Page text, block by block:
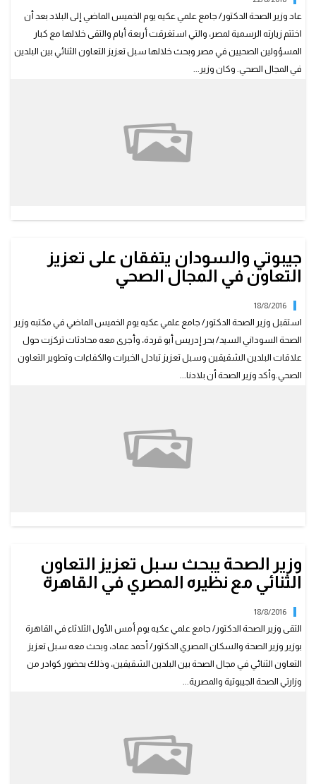
عاد وزير الصحة الدكتور/ جامع علمي عكيه يوم الخميس الماضي إلى البلاد بعد أن
اختتم زيارته الرسمية لمصر، والتي استغرقت أربعة أيام والتقى خلالها مع كبار
المسؤولين الصحيين في مصر وبحث خلالها سبل تعزيز التعاون الثنائي بين البلدين
في المجال الصحي. وكان وزير...
جيبوتي والسودان يتفقان على تعزيز
التعاون في المجال الصحي
18/8/2016
استقبل وزير الصحة الدكتور/ جامع علمي عكيه يوم الخميس الماضي في مكتبه وزير
الصحة السوداني السيد/ بحر إدريس أبو قردة، وأجرى معه محادثات تركزت حول
علاقات البلدين الشقيقين وسبل تعزيز تبادل الخبرات والكفاءات وتطوير التعاون
الصحي.وأكد وزير الصحة أن بلادنا...
وزير الصحة يبحث سبل تعزيز التعاون
الثنائي مع نظيره المصري في القاهرة
18/8/2016
التقى وزير الصحة الدكتور/ جامع علمي عكيه يوم أمس الأول الثلاثاء في القاهرة
بوزير وزير الصحة والسكان المصري الدكتور/ أحمد عماد، وبحث معه سبل تعزيز
التعاون الثنائي في مجال الصحة بين البلدين الشقيقين، وذلك بحضور كوادر من
وزارتي الصحة الجيبوتية والمصرية...